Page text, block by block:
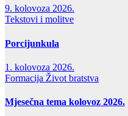
9. kolovoza 2026.
Tekstovi i molitve
Porcijunkula
1. kolovoza 2026.
Formacija Život bratstva
Mjesečna tema kolovoz 2026.